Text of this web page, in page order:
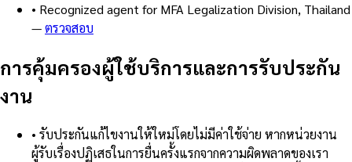
• Recognized agent for MFA Legalization Division, Thailand
—ตรวจสอบ
การคุ้มครองผู้ใช้บริการและการรับประกัน
งาน
• รับประกันแก้ไขงานให้ใหม่โดยไม่มีค่าใช้จ่าย หากหน่วยงาน
ผู้รับเรื่องปฏิเสธในการยื่นครั้งแรกจากความผิดพลาดของเรา